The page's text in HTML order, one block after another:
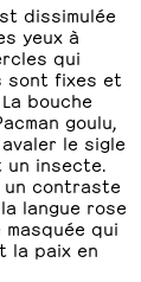
dissimulée
yeux à
qui
sont fixes et
bouche
goulu,
le sigle
insecte.
un contraste
langue rose
masquée qui
la paix en